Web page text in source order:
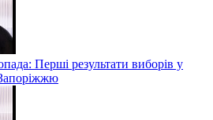
Перші результати виборів у